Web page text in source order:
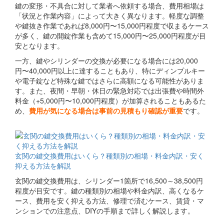
鍵の変形・不具合に対して業者へ依頼する場合、費用相場は
「状況と作業内容」によって大きく異なります。軽度な調整
や鍵抜き作業であれば8,000円〜15,000円程度で収まるケース
が多く、鍵の開錠作業も含めて15,000円〜25,000円程度が目
安となります。
一方、鍵やシリンダーの交換が必要になる場合には20,000
円〜40,000円以上に達することもあり、特にディンプルキー
や電子錠など特殊な鍵ではさらに高額になる可能性がありま
す。また、夜間・早朝・休日の緊急対応では出張費や時間外
料金（+5,000円〜10,000円程度）が加算されることもあるた
め、 費用が気になる場合は事前の見積もり確認が重要です。
玄関の鍵交換費用はいくら？種類別の相場・料金内訳・安く
抑える方法を解説
玄関の鍵交換費用は、シリンダー1箇所で16,500～38,500円
程度が目安です。鍵の種類別の相場や料金内訳、高くなるケ
ース、費用を安く抑える方法、修理で済むケース、賃貸・マ
ンションでの注意点、DIYの手順まで詳しく解説します。